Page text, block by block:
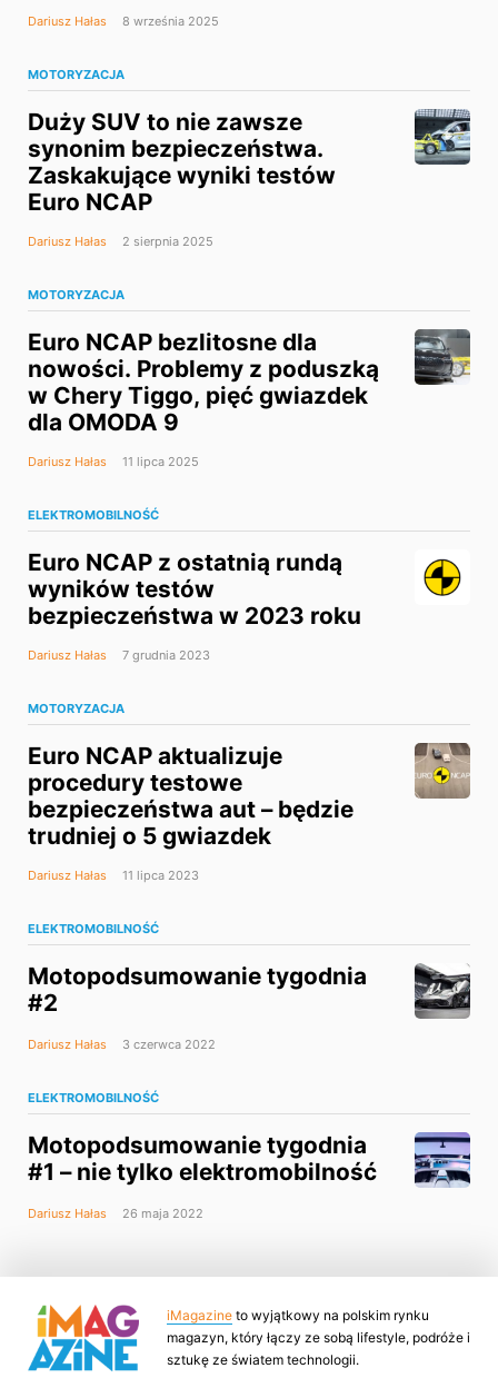
w Monachium?
Dariusz Hałas 8 września 2025
MOTORYZACJA
Duży SUV to nie zawsze
synonim bezpieczeństwa.
Zaskakujące wyniki testów
Euro NCAP
Dariusz Hałas 2 sierpnia 2025
MOTORYZACJA
Euro NCAP bezlitosne dla
nowości. Problemy z poduszką
w Chery Tiggo, pięć gwiazdek
dla OMODA 9
Dariusz Hałas 11 lipca 2025
ELEKTROMOBILNOŚĆ
Euro NCAP z ostatnią rundą
wyników testów
bezpieczeństwa w 2023 roku
Dariusz Hałas 7 grudnia 2023
MOTORYZACJA
Euro NCAP aktualizuje
procedury testowe
bezpieczeństwa aut – będzie
trudniej o 5 gwiazdek
Dariusz Hałas 11 lipca 2023
ELEKTROMOBILNOŚĆ
Motopodsumowanie tygodnia
#2
Dariusz Hałas 3 czerwca 2022
ELEKTROMOBILNOŚĆ
Motopodsumowanie tygodnia
#1 – nie tylko elektromobilność
Dariusz Hałas 26 maja 2022
iMagazine to wyjątkowy na polskim rynku
magazyn, który łączy ze sobą lifestyle, podróże i
sztukę ze światem technologii.